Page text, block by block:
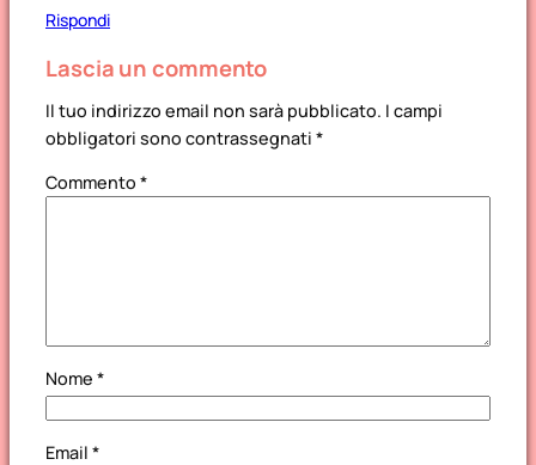
Rispondi
Lascia un commento
Il tuo indirizzo email non sarà pubblicato. I campi
obbligatori sono contrassegnati *
Commento *
Nome *
Email *